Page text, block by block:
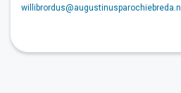
willibrordus@augustinusparochiebreda.nl